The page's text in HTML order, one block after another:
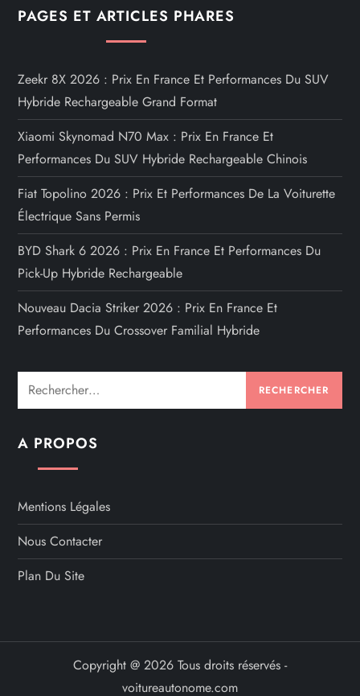
PAGES ET ARTICLES PHARES
Zeekr 8X 2026 : Prix En France Et Performances Du SUV
Hybride Rechargeable Grand Format
Xiaomi Skynomad N70 Max : Prix En France Et
Performances Du SUV Hybride Rechargeable Chinois
Fiat Topolino 2026 : Prix Et Performances De La Voiturette
Électrique Sans Permis
BYD Shark 6 2026 : Prix En France Et Performances Du
Pick-Up Hybride Rechargeable
Nouveau Dacia Striker 2026 : Prix En France Et
Performances Du Crossover Familial Hybride
Rechercher :
A PROPOS
Mentions Légales
Nous Contacter
Plan Du Site
Copyright @ 2026 Tous droits réservés -
voitureautonome.com